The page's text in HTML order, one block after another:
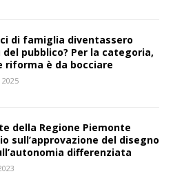
di famiglia diventassero
pubblico? Per la categoria,
riforma è da bocciare
della Regione Piemonte
sull’approvazione del disegno
differenziata